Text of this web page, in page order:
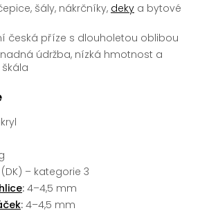
šály, nákrčníky, deky a bytové
česká příze s dlouholetou oblibou
údržba, nízká hmotnost a
– kategorie 3
: 4–4,5 mm
: 4–4,5 mm